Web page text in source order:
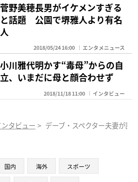
菅野美穂長男がイケメンすぎる
と話題 公園で堺雅人より有名
人
2018/05/24 16:00 エンタメニュース
小川雅代明かす“毒母”からの自
立、いまだに母と顔合わせず
2018/11/18 11:00 インタビュー
ンタビュー > デーブ・スペクター夫妻が語
国内 海外 スポーツ